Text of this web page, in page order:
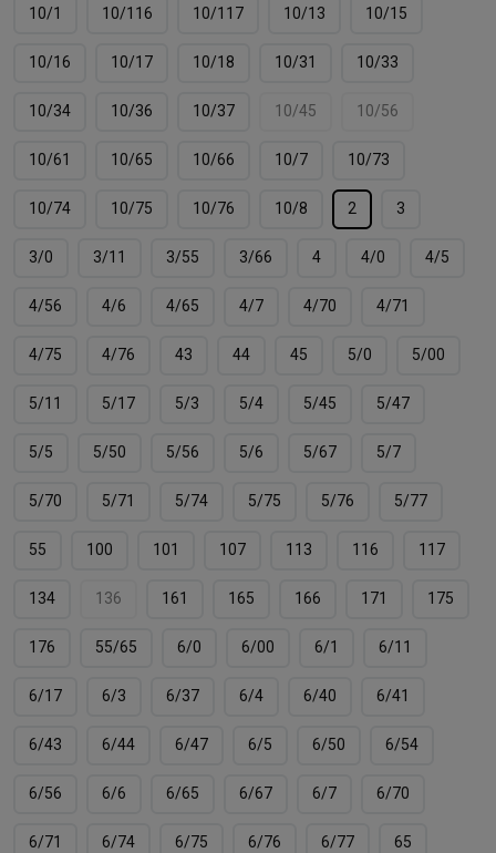
10/1 10/116 10/117 10/13 10/15
10/16 10/17 10/18 10/31 10/33
10/34 10/36 10/37 10/45 10/56
10/61 10/65 10/66 10/7 10/73
10/74 10/75 10/76 10/8 2 3
3/0 3/11 3/55 3/66 4 4/0 4/5
4/56 4/6 4/65 4/7 4/70 4/71
4/75 4/76 43 44 45 5/0 5/00
5/11 5/17 5/3 5/4 5/45 5/47
5/5 5/50 5/56 5/6 5/67 5/7
5/70 5/71 5/74 5/75 5/76 5/77
55 100 101 107 113 116 117
134 136 161 165 166 171 175
176 55/65 6/0 6/00 6/1 6/11
6/17 6/3 6/37 6/4 6/40 6/41
6/43 6/44 6/47 6/5 6/50 6/54
6/56 6/6 6/65 6/67 6/7 6/70
6/71 6/74 6/75 6/76 6/77 65